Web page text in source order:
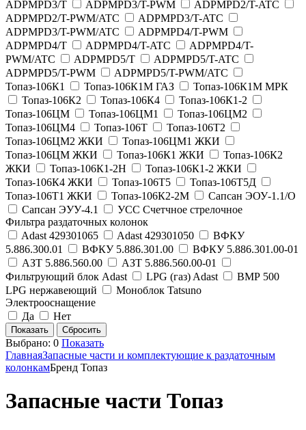
ADPMPD3/T
ADPMPD3/T-PWM
ADPMPD2/T-ATC
ADPMPD2/T-PWM/ATC
ADPMPD3/T-ATC
ADPMPD3/T-PWM/ATC
ADPMPD4/T-PWM
ADPMPD4/T
ADPMPD4/T-ATC
ADPMPD4/T-
PWM/ATC
ADPMPD5/T
ADPMPD5/T-ATC
ADPMPD5/T-PWM
ADPMPD5/T-PWM/ATC
Топаз-106К1
Топаз-106К1М ГАЗ
Топаз-106К1М МРК
Топаз-106К2
Топаз-106К4
Топаз-106К1-2
Топаз-106ЦМ
Топаз-106ЦМ1
Топаз-106ЦМ2
Топаз-106ЦМ4
Топаз-106Т
Топаз-106Т2
Топаз-106ЦМ2 ЖКИ
Топаз-106ЦМ1 ЖКИ
Топаз-106ЦМ ЖКИ
Топаз-106К1 ЖКИ
Топаз-106К2
ЖКИ
Топаз-106К1-2Н
Топаз-106К1-2 ЖКИ
Топаз-106К4 ЖКИ
Топаз-106Т5
Топаз-106Т5Д
Топаз-106Т1 ЖКИ
Топаз-106К2-2М
Сапсан ЭОУ-1.1/О
Сапсан ЭУУ-4.1
УСС Счетчное стрелочное
Фильтра раздаточных колонок
Adast 429301065
Adast 429301050
ВФКУ
5.886.300.01
ВФКУ 5.886.301.00
ВФКУ 5.886.301.00-01
АЗТ 5.886.560.00
АЗТ 5.886.560.00-01
Фильтрующий блок Adast
LPG (газ) Adast
ВМР 500
LPG нержавеющий
Моноблок Tatsuno
Электрооснащение
Да
Нет
Выбрано: 0 Показать
ГлавнаяЗапасные части и комплектующие к раздаточным
колонкамБренд Топаз
Запасные части Топаз